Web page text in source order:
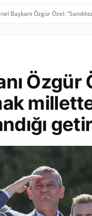
Başkanı Özgür Özel:
Özgür